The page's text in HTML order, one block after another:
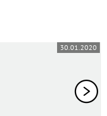
30.01.2020